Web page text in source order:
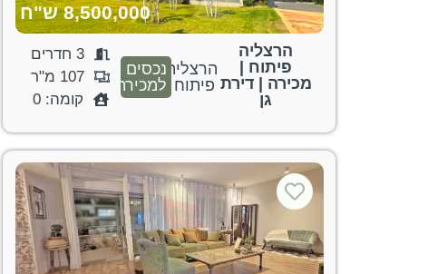
8,500,000 ש"ח
הרצליה
פיתוח |
מכירה | דירת
גן
הרצליה
פיתוח
נכסים
למכירה
3 חדרים
107 מ"ר
קומה: 0